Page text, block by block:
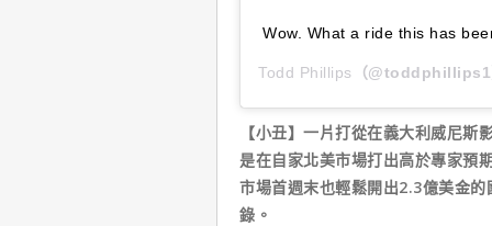
Wow. What a ride this has
Todd Phillips （
【小丑】一片打從在義大利威尼
是在自家北美市場打出高於專家預
市場首週末也輕鬆開出2.3億美金
錄。